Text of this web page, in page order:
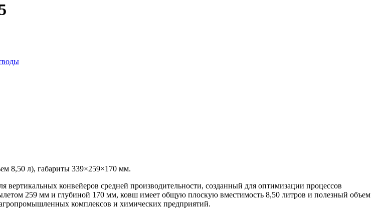
8,50 л), габариты 339×259×170 мм.
конвейеров средней производительности, созданный для оптимизации процессов
259 мм и глубиной 170 мм, ковш имеет общую плоскую вместимость 8,50 литров и полезный объем
комплексов и химических предприятий.